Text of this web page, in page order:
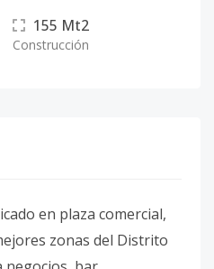
155 Mt2
Construcción
en plaza comercial,
zonas del Distrito